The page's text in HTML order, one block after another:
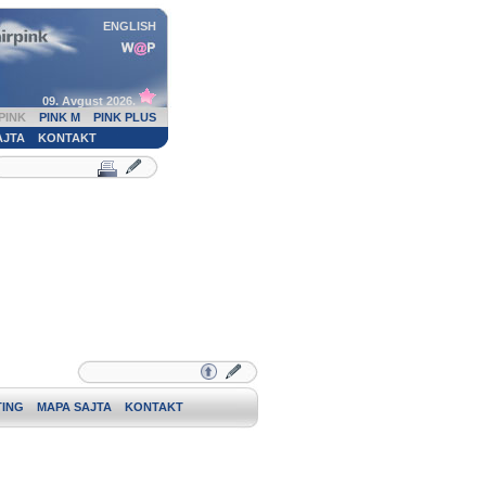
ENGLISH
09. Avgust 2026.
PINK M
PINK PLUS
KONTAKT
MAPA SAJTA KONTAKT